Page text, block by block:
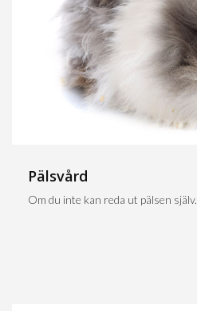
Pälsvård
Om du inte kan reda ut pälsen själv.